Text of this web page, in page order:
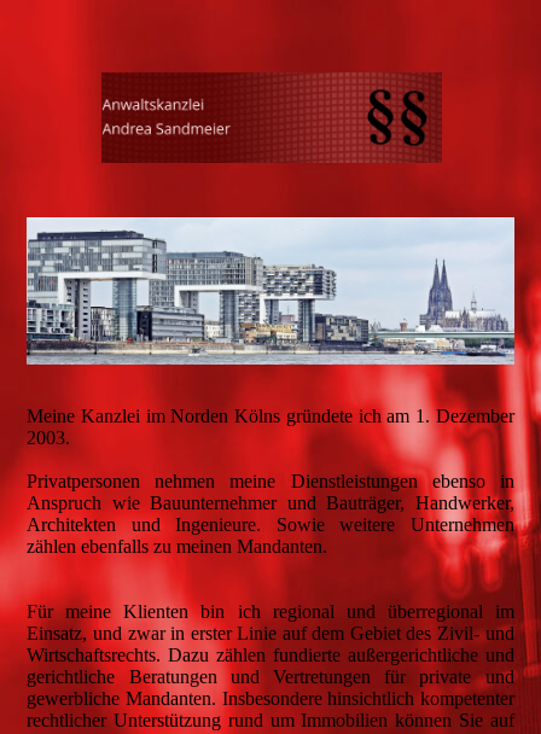
Meine Kanzlei im Norden Kölns gründete ich am 1. Dezember
2003.
Privatpersonen nehmen meine Dienstleistungen ebenso in
Anspruch wie Bauunternehmer und Bauträger, Handwerker,
Architekten und Ingenieure. Sowie weitere Unternehmen
zählen ebenfalls zu meinen Mandanten.
Für meine Klienten bin ich regional und überregional im
Einsatz, und zwar in erster Linie auf dem Gebiet des Zivil- und
Wirtschaftsrechts. Dazu zählen fundierte außergerichtliche und
gerichtliche Beratungen und Vertretungen für private und
gewerbliche Mandanten. Insbesondere hinsichtlich kompetenter
rechtlicher Unterstützung rund um Immobilien können Sie auf